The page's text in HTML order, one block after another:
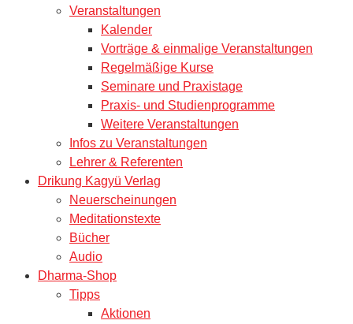
Veranstaltungen
Kalender
Vorträge & einmalige Veranstaltungen
Regelmäßige Kurse
Seminare und Praxistage
Praxis- und Studienprogramme
Weitere Veranstaltungen
Infos zu Veranstaltungen
Lehrer & Referenten
Drikung Kagyü Verlag
Neuerscheinungen
Meditationstexte
Bücher
Audio
Dharma-Shop
Tipps
Aktionen